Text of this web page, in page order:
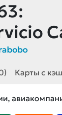
Карты с